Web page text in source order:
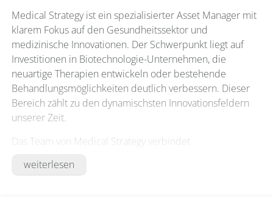
Medical Strategy ist ein spezialisierter Asset Manager mit
klarem Fokus auf den Gesundheitssektor und
medizinische Innovationen. Der Schwerpunkt liegt auf
Investitionen in Biotechnologie-Unternehmen, die
neuartige Therapien entwickeln oder bestehende
Behandlungsmöglichkeiten deutlich verbessern. Dieser
Bereich zählt zu den dynamischsten Innovationsfeldern
unserer Zeit.
Das Team von Medical Strategy verbindet
Kapitalmarkt. Diese Kombination ermöglicht ein tiefes
weiterlesen